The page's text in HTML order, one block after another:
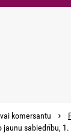
komersantu
jaunu sabiedrību,